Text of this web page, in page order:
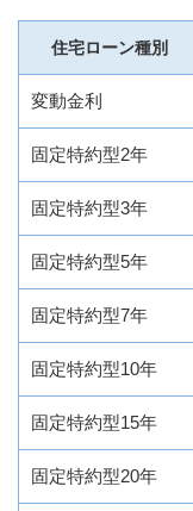
住宅ローン種別
変動金利
固定特約型2年
固定特約型3年
固定特約型5年
固定特約型7年
固定特約型10年
固定特約型15年
固定特約型20年